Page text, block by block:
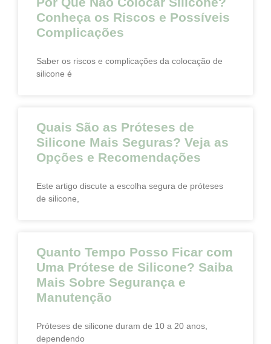
Conheça os Riscos e Possíveis
Complicações
Saber os riscos e complicações da colocação de
silicone é
Quais São as Próteses de
Silicone Mais Seguras? Veja as
Opções e Recomendações
Este artigo discute a escolha segura de próteses
de silicone,
Quanto Tempo Posso Ficar com
Uma Prótese de Silicone? Saiba
Mais Sobre Segurança e
Manutenção
Próteses de silicone duram de 10 a 20 anos,
dependendo